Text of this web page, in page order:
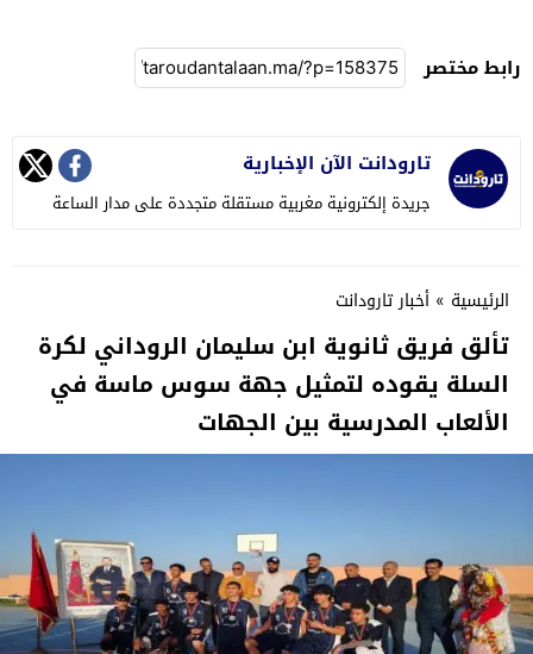
رابط مختصر
تارودانت الآن الإخبارية
جريدة إلكترونية مغربية مستقلة متجددة على مدار الساعة
الرئيسية » أخبار تارودانت
تألق فريق ثانوية ابن سليمان الروداني لكرة
السلة يقوده لتمثيل جهة سوس ماسة في
الألعاب المدرسية بين الجهات